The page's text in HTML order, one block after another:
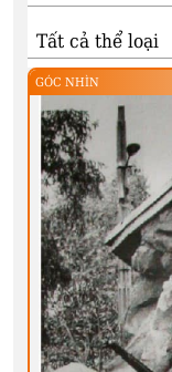
GÓC NHÌN